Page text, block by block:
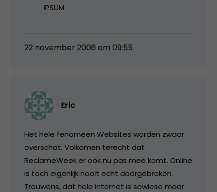
IPSUM.
22 november 2006 om 09:55
Eric
Het hele fenomeen Websites worden zwaar
overschat. Volkomen terecht dat
ReclameWeek er ook nu pas mee komt. Online
is toch eigenlijk nooit echt doorgebroken.
Trouwens, dat hele internet is sowieso maar